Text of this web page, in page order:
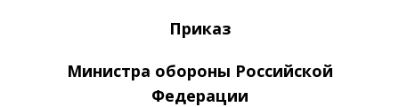
Приказ
Министра обороны Российской
Федерации